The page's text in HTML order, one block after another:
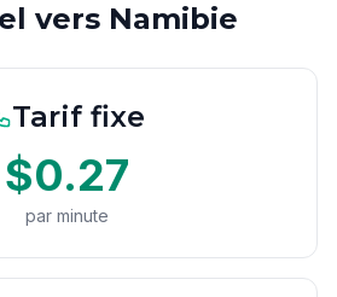
vers Namibie
Tarif fixe
$0.27
par minute